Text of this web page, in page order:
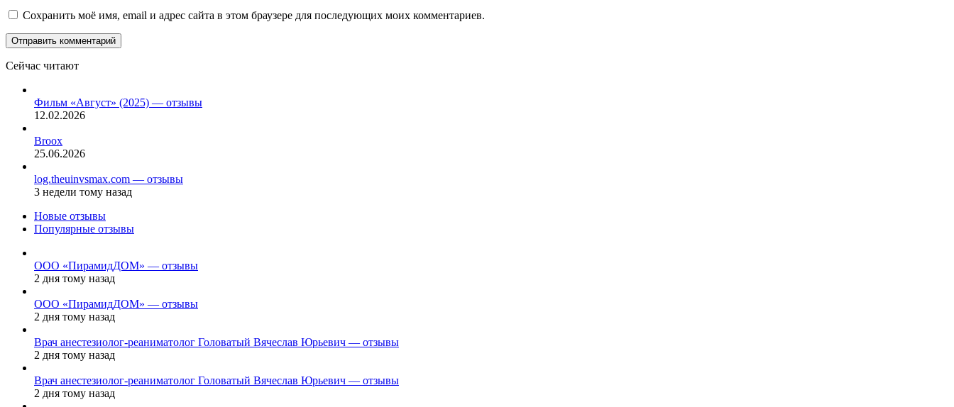
Сохранить моё имя, email и адрес сайта в этом браузере для последующих моих комментариев.
Сейчас читают
Фильм «Август» (2025) — отзывы
12.02.2026
Broox
25.06.2026
log.theuinvsmax.com — отзывы
3 недели тому назад
Новые отзывы
Популярные отзывы
ООО «ПирамидДОМ» — отзывы
2 дня тому назад
ООО «ПирамидДОМ» — отзывы
2 дня тому назад
Врач анестезиолог-реаниматолог Головатый Вячеслав Юрьевич — отзывы
2 дня тому назад
Врач анестезиолог-реаниматолог Головатый Вячеслав Юрьевич — отзывы
2 дня тому назад